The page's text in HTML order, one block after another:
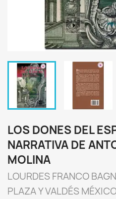
LOS DONES DEL
NARRATIVA DE
MOLINA
LOURDES FRANCO
PLAZA Y VALDÉS